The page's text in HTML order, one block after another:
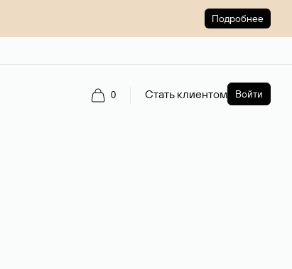
Подробнее
0 Стать клиентом Войти